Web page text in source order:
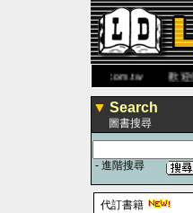
www.leaderbook.com.tw歡迎使用
▼ Search
圖書搜尋
- 進階搜尋
代訂書籍